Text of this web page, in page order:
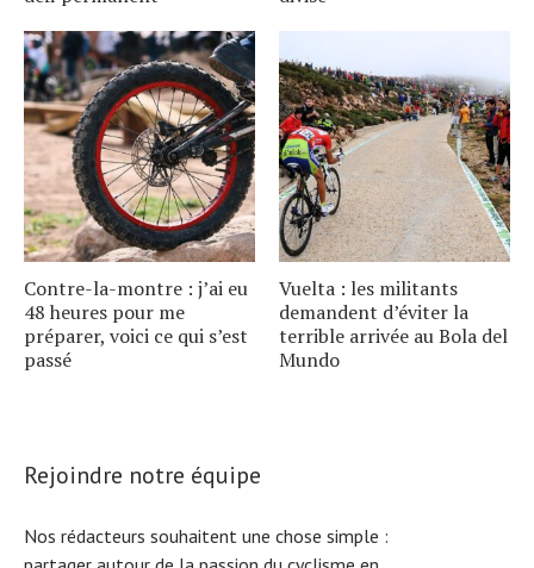
Contre-la-montre : j’ai eu
48 heures pour me
préparer, voici ce qui s’est
passé
Vuelta : les militants
demandent d’éviter la
terrible arrivée au Bola del
Mundo
Rejoindre notre équipe
Nos rédacteurs souhaitent une chose simple :